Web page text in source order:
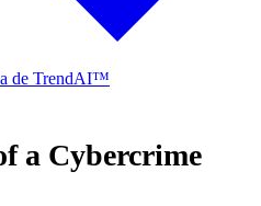
de TrendAI™
a Cybercrime